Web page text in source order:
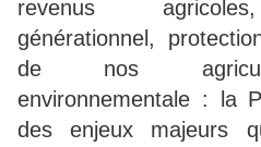
revenus
générationnel,
de nos
environnementale : la
des enjeux majeurs